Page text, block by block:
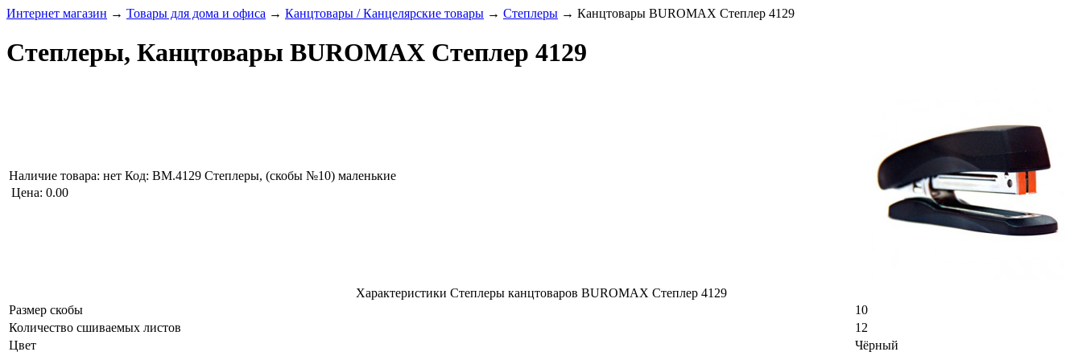
Интернет магазин → Товары для дома и офиса → Канцтовары / Канцелярские товары → Степлеры → Канцтовары BUROMAX Степлер 4129
Степлеры, Канцтовары BUROMAX Степлер 4129
Наличие товара: нет Код: BM.4129 Степлеры, (скобы №10) маленькие
Цена: 0.00
Характеристики Степлеры канцтоваров BUROMAX Степлер 4129
Размер скобы
10
Количество сшиваемых листов
12
Цвет
Чёрный